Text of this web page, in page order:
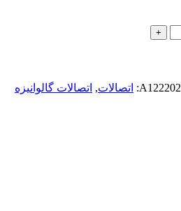
A122202 اتصالات, اتصالات گالوانیزه